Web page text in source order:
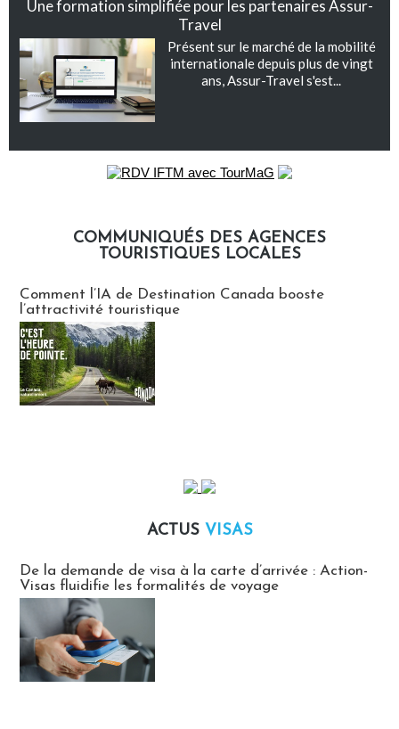
Une formation simplifiée pour les partenaires Assur-
Travel
Présent sur le marché de la mobilité
internationale depuis plus de vingt
ans, Assur-Travel s'est...
COMMUNIQUÉS DES AGENCES
TOURISTIQUES LOCALES
Comment l’IA de Destination Canada booste
l’attractivité touristique
ACTUS VISAS
De la demande de visa à la carte d’arrivée : Action-
Visas fluidifie les formalités de voyage